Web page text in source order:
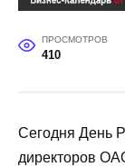
ПРОСМОТРОВ
410
Сегодня День
директоров